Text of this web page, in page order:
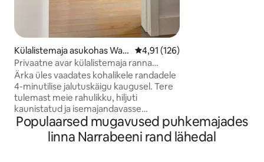
Külalistemaja asukohas Warr
iewood
Keskmine hinnang 4,91/5, 126
4,91 (126)
Privaatne avar külalistemaja ranna
lähedal. Kiire wifi
Ärka üles vaadates kohalikele randadele
4-minutilise jalutuskäigu kaugusel. Tere
tulemast meie rahulikku, hiljuti
kaunistatud ja isemajandavasse
külalistemajja maalilistes Põhjarandades.
Mugav jalutuskäigu või lühikese
autosõidu kaugusel järvedest, parkidest,
Populaarsed mugavused puhkemajades
linna Narrabeeni rand lähedal